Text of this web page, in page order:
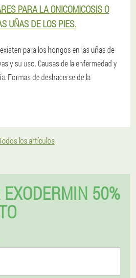
PARA LA ONICOMICOSIS O
UÑAS DE LOS PIES.
para los hongos en las uñas de
y su uso. Causas de la enfermedad y
Formas de deshacerse de la
los artículos
50%